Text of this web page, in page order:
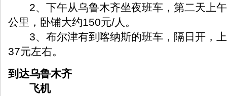
2、下午从乌鲁木齐坐夜班车，第二天上午
公里，卧铺大约150元/人。
3、布尔津有到喀纳斯的班车，隔日开，上
37元左右。
到达乌鲁木齐
飞机